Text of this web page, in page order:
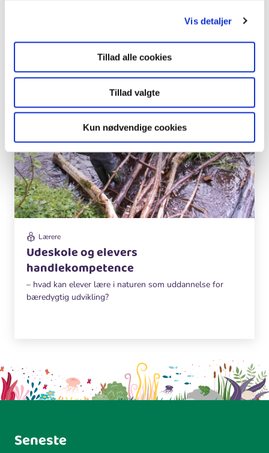
Vis detaljer
Tillad alle cookies
Tillad valgte
Kun nødvendige cookies
2
Lærere
Udeskole og elevers
handlekompetence
– hvad kan elever lære i naturen som uddannelse for
bæredygtig udvikling?
Seneste